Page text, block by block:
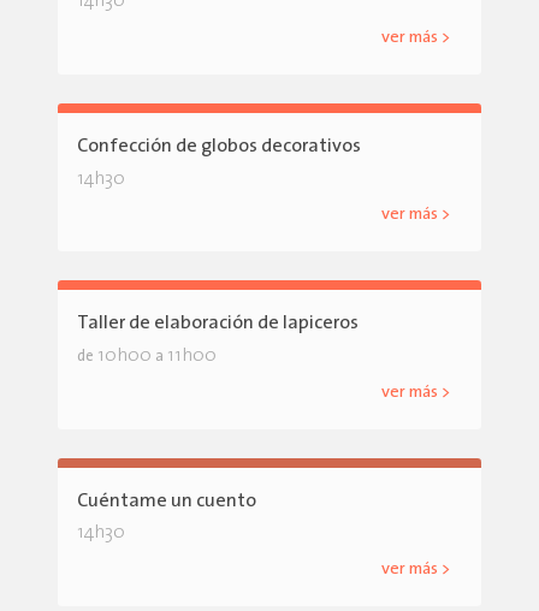
ver más >
Confección de globos decorativos
14h30
ver más >
Taller de elaboración de lapiceros
de 10h00 a 11h00
ver más >
Cuéntame un cuento
14h30
ver más >